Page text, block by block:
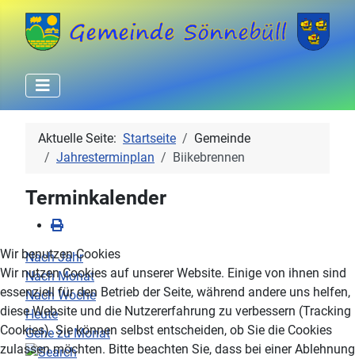
Aktuelle Seite: Startseite
Gemeinde
Jahresterminplan
Biikebrennen
Terminkalender
Nach Jahr
Nach Monat
Nach Woche
Heute
Gehe zu Monat
Wir benutzen Cookies
Wir nutzen Cookies auf unserer Website. Einige von ihnen sind
essenziell für den Betrieb der Seite, während andere uns helfen,
diese Website und die Nutzererfahrung zu verbessern (Tracking
Cookies). Sie können selbst entscheiden, ob Sie die Cookies
zulassen möchten. Bitte beachten Sie, dass bei einer Ablehnung